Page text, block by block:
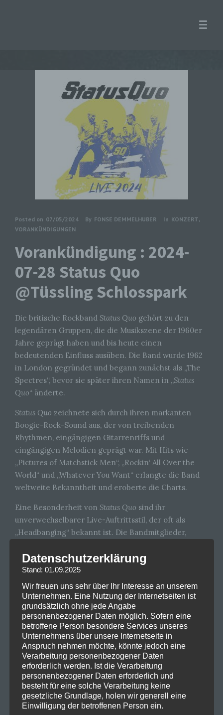
Posted on 07/05/2024 By FONSE DEMMELHUBER In KONZERT,
VORANKÜNDIGUNGEN
Vorankündigung : 2024-
07-28 Status Quo
@Tüssling Schlosspark
Die britische Rockband Status Quo gehört zu den
legendären Gruppen, die die Musikszene der 1960er
Jahre geprägt haben und bis heute einen
bedeutenden Einfluss ausüben. Die Band wurde 1962
in London gegründet und begann zunächst als „The
Spectres“, bevor sie später ihren Namen in „Status
Quo“ änderte.
Status Quo zeichnete sich durch ihren markanten
Boogie-Rock-Sound aus, der von treibenden
Rhythmen, eingängigen Gitarrenriffs und
eingängigen Melodien geprägt war. Mit Hits wie
„Pictures of Matchstick Men“, „Rockin‘ All Over the
World“ und „Whatever You Want“ erlangte die Band
weltweite Bekanntheit und eroberte die Charts.
Eine Besonderheit von Status Quo sind ihr
unverwechselbarer Live-Auftrittsstil, der oft als
„Headbanging“ bekannt ist. Die Bandmitglieder,
bekannt für ihre energiegeladene Bühnenshows und
ihre charismatische Präsenz. Im Laufe ihrer langen
Karriere veröffentlichteStatus Quozahlreiche Alben
und trat auf unzähligen Bühnen weltweit auf. Sie
beeinflussten eine Vielzahl von Musikern und Bands
in verschiedenen Genres und wurden für ihre
Beständigkeit und ihre Loyalität zu ihrem
musikalischen Stil gelobt.
Obwohl die Band im Laufe der Jahre verschiedene
Besetzungsänderungen erlebte und persönliche
Herausforderungen zu bewältigen hatte, blieb
Quoeine feste Größe in der Rockmusikszene. Ihr
Datenschutzerklärung
Stand: 01.09.2025
Wir freuen uns sehr über Ihr Interesse an unserem
Unternehmen. Eine Nutzung der Internetseiten ist
grundsätzlich ohne jede Angabe
personenbezogener Daten möglich. Sofern eine
betroffene Person besondere Services unseres
Unternehmens über unsere Internetseite in
Anspruch nehmen möchte, könnte jedoch eine
Verarbeitung personenbezogener Daten
erforderlich werden. Ist die Verarbeitung
personenbezogener Daten erforderlich und
besteht für eine solche Verarbeitung keine
gesetzliche Grundlage, holen wir generell eine
Einwilligung der betroffenen Person ein.